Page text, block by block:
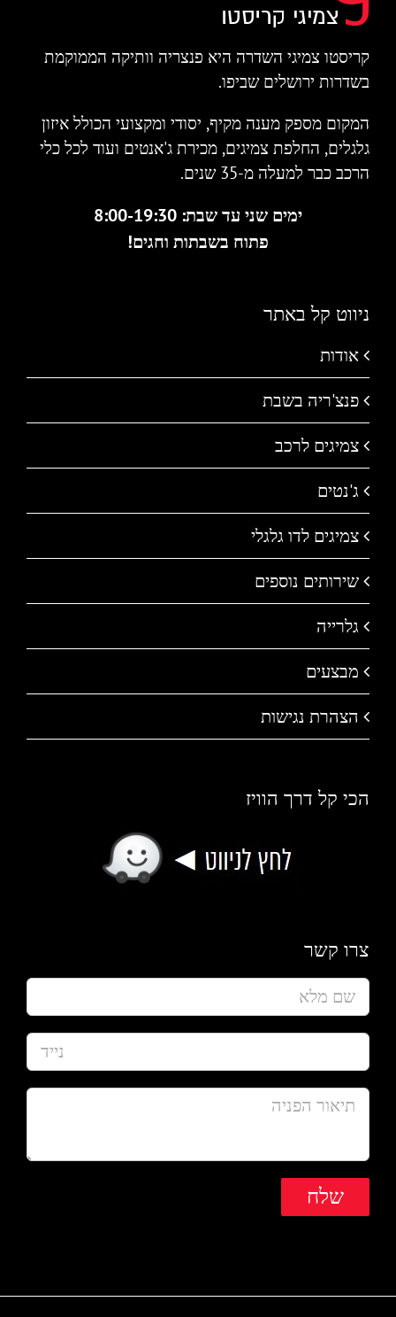
קריסטו צמיגי השדרה היא פנצריה וותיקה הממוקמת
בשדרות ירושלים שביפו.
המקום מספק מענה מקיף, יסודי ומקצועי הכולל איזון
גלגלים, החלפת צמיגים, מכירת ג'אנטים ועוד לכל כלי
הרכב כבר למעלה מ-35 שנים.
ימים שני עד שבת: 8:00-19:30
פתוח בשבתות וחגים!
ניווט קל באתר
אודות
פנצ'ריה בשבת
צמיגים לרכב
ג'נטים
צמיגים לדו גלגלי
שירותים נוספים
גלרייה
מבצעים
הצהרת נגישות
הכי קל דרך הוויז
צרו קשר